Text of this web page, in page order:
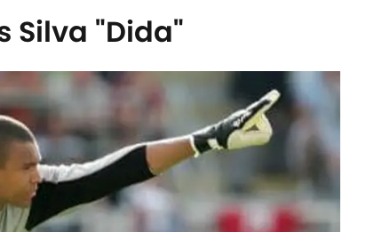
Silva "Dida"